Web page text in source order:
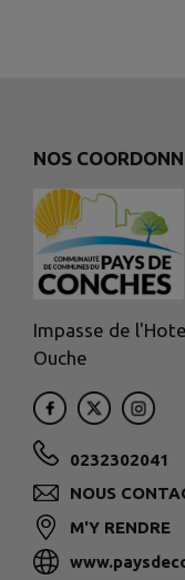
NOS
Impasse de
Ouche
0232302041
NOUS
M'Y RENDRE